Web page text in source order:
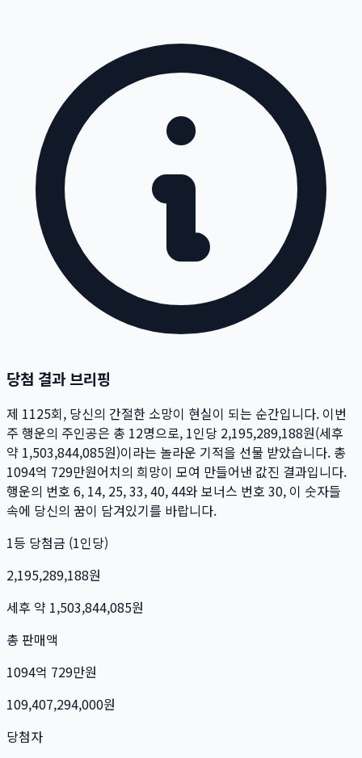
당첨 결과 브리핑
제 1125회, 당신의 간절한 소망이 현실이 되는 순간입니다. 이번
주 행운의 주인공은 총 12명으로, 1인당 2,195,289,188원(세후
약 1,503,844,085원)이라는 놀라운 기적을 선물 받았습니다. 총
1094억 729만원어치의 희망이 모여 만들어낸 값진 결과입니다.
행운의 번호 6, 14, 25, 33, 40, 44와 보너스 번호 30, 이 숫자들
속에 당신의 꿈이 담겨있기를 바랍니다.
1등 당첨금 (1인당)
2,195,289,188원
세후 약 1,503,844,085원
총 판매액
1094억 729만원
109,407,294,000원
당첨자